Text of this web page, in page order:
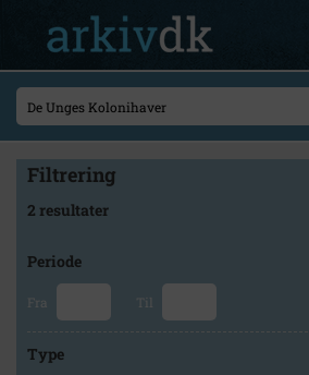
Filtrering
2 resultater
Periode
Fra Til
Type